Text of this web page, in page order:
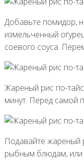
Добавьте помидор,
измельченный
соевого соуса.
Жареный рис по-
минут. Перед самой
Подавайте жареный
рыбным блюдам, или